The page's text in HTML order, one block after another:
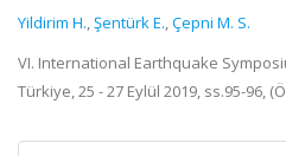
Yildirim H.,Şentürk E.,Çepni M. S.
VI. International Earthquake
Türkiye, 25 - 27 Eylül 2019, ss.95-96,